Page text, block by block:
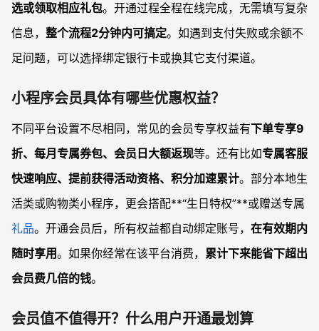
选或领取相应礼包。开通过程全程在线完成，无需填写复杂
信息， 整个流程2分钟内可搞定。如遇到支付失败或余额不
足问题，可以选择绑定银行卡或换其它支付渠道。
小程序会员具体有哪些优惠权益？
不同平台设置不尽相同，常见的会员专享权益有下单专享9
折、每月专属券包、会员日大额返现等。还有比如专属客服
快速响应、提前获得活动资格、积分加速累计。部分本地生
活类或购物类小程序，更会搭配**“生日特权”**或赠送专属
礼品。开通会员后，所有权益都自动绑定账号， 在有效期内
随时享用。如果你经常在该平台消费， 累计下来能省下超出
会员费几倍的钱。
会员值不值得开？什么用户开通最划算